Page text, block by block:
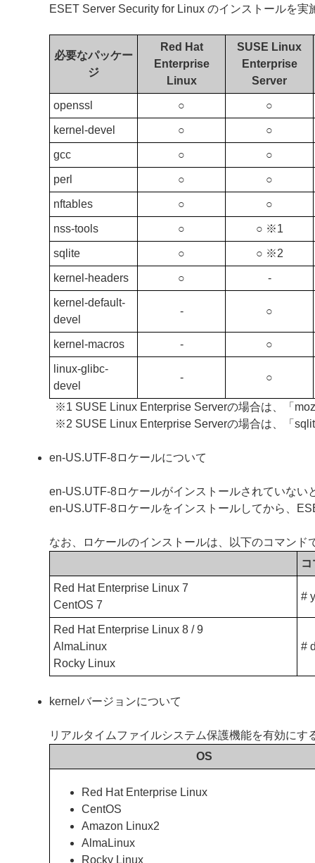
ESET Server Security for Linux のインストールを実
必要なパッケー
ジ
Red Hat
Enterprise
Linux
SUSE Linux
Enterprise
Server
openssl ○ ○
kernel-devel ○ ○
gcc ○ ○
perl ○ ○
nftables ○ ○
nss-tools ○ ○ ※1
sqlite ○ ○ ※2
kernel-headers ○ ‐
kernel-default-
devel
‐ ○
kernel-macros ‐ ○
linux-glibc-
devel
‐ ○
※1 SUSE Linux Enterprise Serverの場合は、「
※2 SUSE Linux Enterprise Serverの場合は、「
en-US.UTF-8ロケールについて
en-US.UTF-8ロケールがインストールされていな
en-US.UTF-8ロケールをインストールしてから、
なお、ロケールのインストールは、以下のコマンド
Red Hat Enterprise Linux 7
CentOS 7
#
Red Hat Enterprise Linux 8 / 9
AlmaLinux
Rocky Linux
#
kernelバージョンについて
リアルタイムファイルシステム保護機能を有効に
OS
Red Hat Enterprise Linux
CentOS
Amazon Linux2
AlmaLinux
Rocky Linux